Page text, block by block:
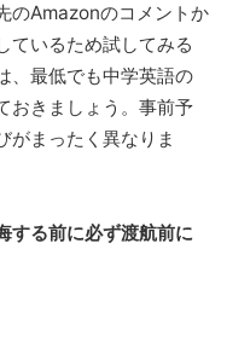
のAmazonのコメントか
ているため試してみる
、最低でも中学英語の
おきましょう。事前予
がまったく異なりま
する前に必ず渡航前に